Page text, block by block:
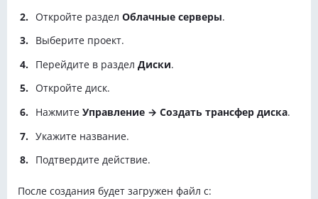
Откройте раздел Облачные серверы.
Выберите проект.
Перейдите в раздел Диски.
Откройте диск.
Нажмите Управление → Создать трансфер диска.
Укажите название.
Подтвердите действие.
После создания будет загружен файл с: